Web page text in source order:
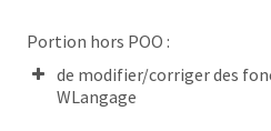
Programmation
Tableaux d’objets et
Portion hors POO :
de modifier/corriger des
WLangage